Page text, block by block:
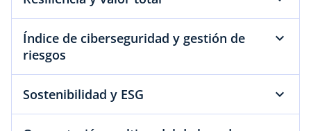
Índice de ciberseguridad y gestión de
riesgos
Sostenibilidad y ESG